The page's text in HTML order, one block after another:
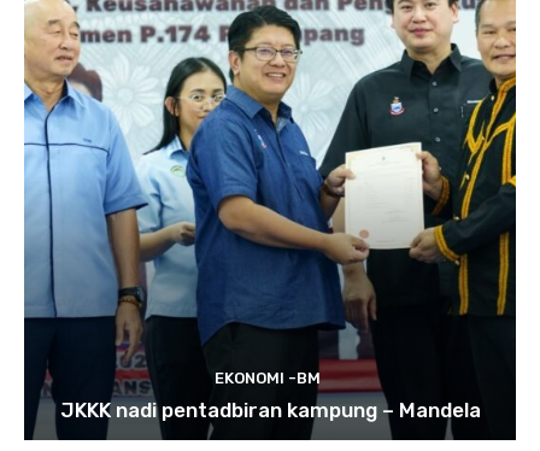
EKONOMI -BM
JKKK nadi pentadbiran kampung – Mandela